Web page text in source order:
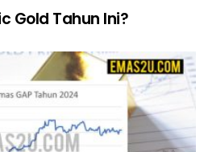
Gold Tahun Ini?